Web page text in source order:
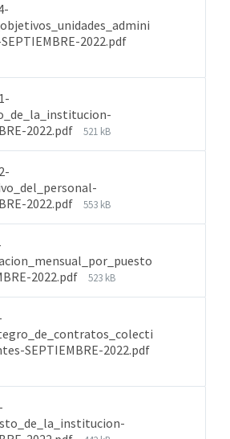
2022.pdf
2022.pdf
521 kB
2022.pdf
553 kB
2022.pdf
523 kB
SEPTIEMBRE-2022.pdf